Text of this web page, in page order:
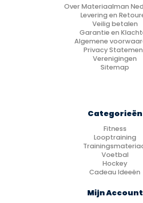
Over Materiaalman
Levering en
Veilig betalen
Garantie en
Algemene
Privacy
Verenigingen
Sitemap
Categorieën
Fitness
Looptraining
Voetbal
Hockey
Cadeau Ideeën
Mijn Account